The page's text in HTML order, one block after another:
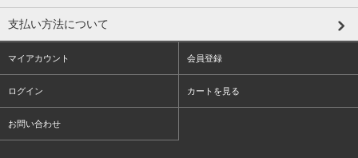
支払い方法について
マイアカウント 会員登録
ログイン カートを見る
お問い合わせ